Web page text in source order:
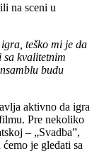
na sceni u
teško mi je da
sa kvalitetnim
budu
aktivno da igra
Pre nekoliko
– „Svadba”,
je gledati sa